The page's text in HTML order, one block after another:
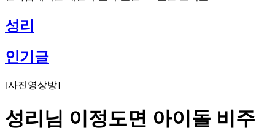
성리
인기글
[사진영상방]
성리님 이정도면 아이돌 비주